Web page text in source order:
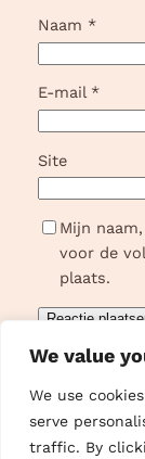
We value
We use
serve
traffic. By
Naam *
E-mail *
Site
Mijn
voor de
plaats.